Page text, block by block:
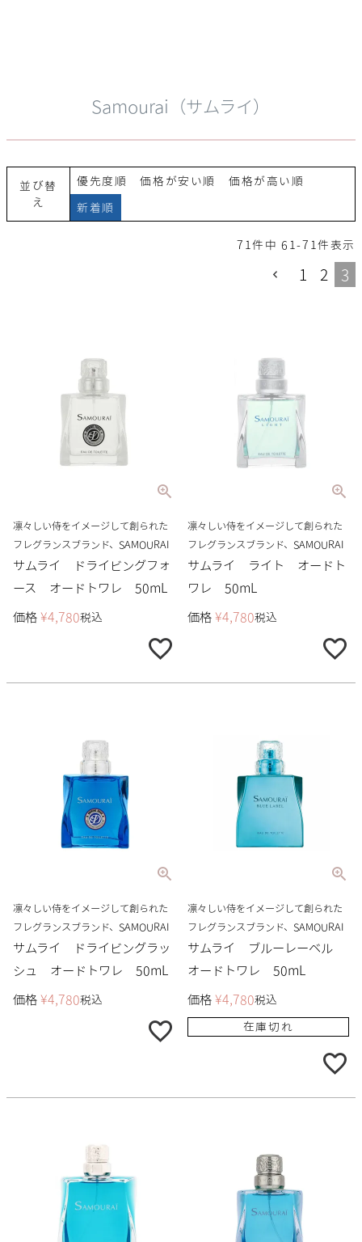
Samourai（サムライ）
並び替
え
優先度順 価格が安い順 価格が高い順
新着順
71件中 61-71件表示
1 2 3
凛々しい侍をイメージして創られた
フレグランスブランド、SAMOURAI
サムライ ドライビングフォ
ース オードトワレ 50mL
価格 ¥4,780税込
凛々しい侍をイメージして創られた
フレグランスブランド、SAMOURAI
サムライ ライト オードト
ワレ 50mL
価格 ¥4,780税込
凛々しい侍をイメージして創られた
フレグランスブランド、SAMOURAI
サムライ ドライビングラッ
シュ オードトワレ 50mL
価格 ¥4,780税込
凛々しい侍をイメージして創られた
フレグランスブランド、SAMOURAI
サムライ ブルーレーベル
オードトワレ 50mL
価格 ¥4,780税込
在庫切れ